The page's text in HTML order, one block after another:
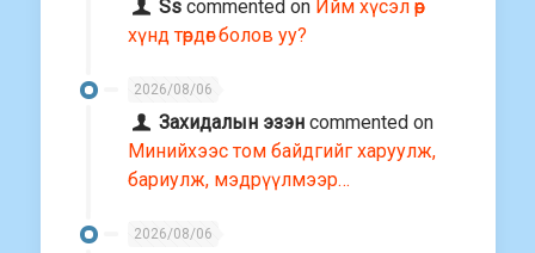
Ss commented on Ийм хүсэл өөр
хүнд төрдөг болов уу?
2026/08/06
Захидалын эзэн commented on
Минийхээс том байдгийг харуулж,
бариулж, мэдрүүлмээр…
2026/08/06